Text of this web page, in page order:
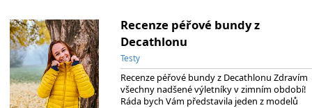
Recenze péřové bundy z
Decathlonu
Testy
Recenze péřové bundy z Decathlonu Zdravím
všechny nadšené výletníky v zimním období!
Ráda bych Vám představila jeden z modelů